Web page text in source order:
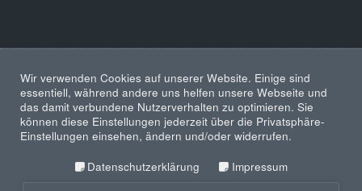
Wir verwenden Cookies auf unserer Website. Einige sind
essentiell, während andere uns helfen unsere Webseite und
das damit verbundene Nutzerverhalten zu optimieren. Sie
können diese Einstellungen jederzeit über die Privatsphäre-
Einstellungen einsehen, ändern und/oder widerrufen.
Datenschutzerklärung
Impressum